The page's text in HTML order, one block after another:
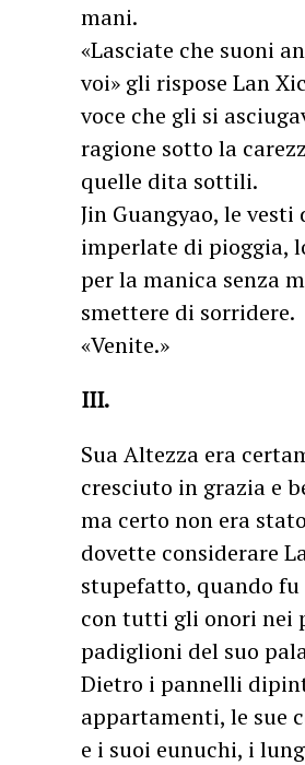
mani.
«Lasciate che suoni
voi» gli rispose Lan
voce che gli si
ragione sotto la
quelle dita sottili.
Jin Guangyao, le vesti
imperlate di pioggia,
per la manica senza
smettere di sorridere.
«Venite.»
III.
Sua Altezza era
cresciuto in grazia e
ma certo non era
dovette considerare
stupefatto, quando fu
con tutti gli onori nei
padiglioni del suo
Dietro i pannelli
appartamenti, le sue
e i suoi eunuchi, i